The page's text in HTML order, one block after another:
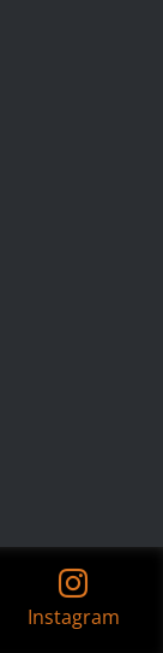
Web Tasarım:
Instagram